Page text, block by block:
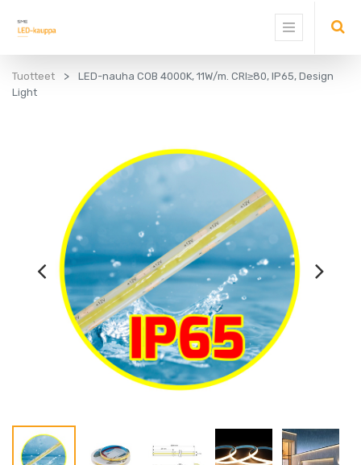
Tuotteet
LED-nauha COB 4000K, 11W/m. CRI≥80, IP65, Design
Light